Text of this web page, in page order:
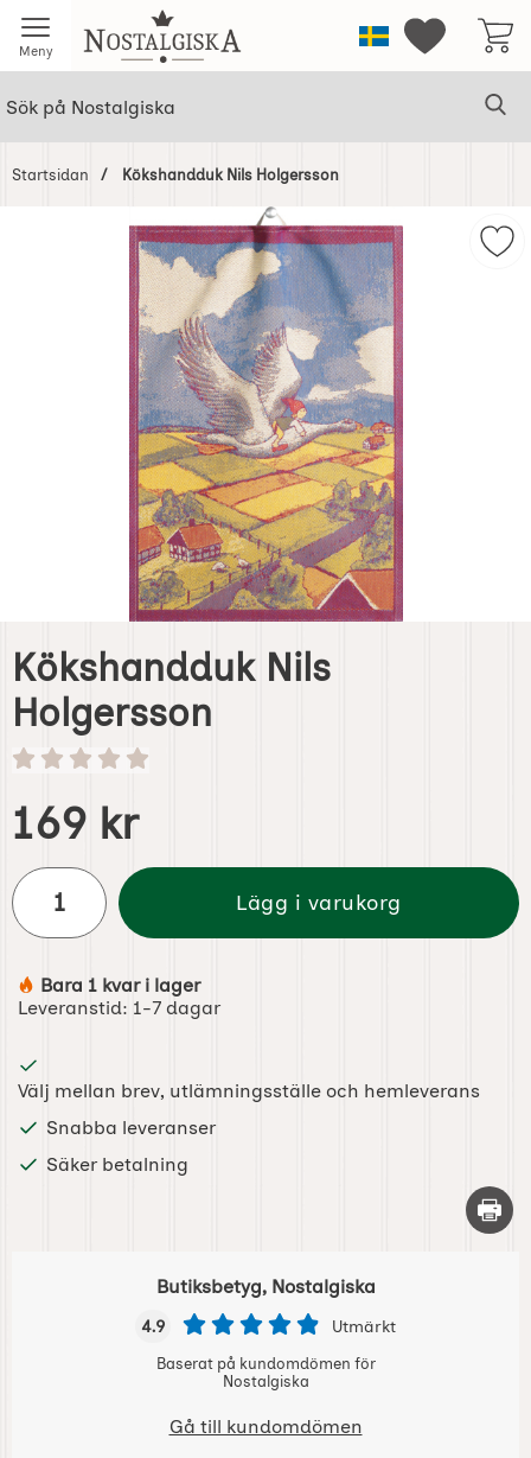
Meny Startsidan för NostalgiskaSverigeMina
Startsidan Kökshandduk Nils Holgersson
Kökshandduk Nils
Holgersson
Handla denna produkt Kökshandduk Nils Holgersson
pris
169 kr
antal
Lägg i varukorg
Tillgänglighet:
Bara 1 kvar i lager
Leveranstid: 1-7 dagar
Välj mellan brev, utlämningsställe och hemleverans
Snabba leveranser
Säker betalning
Skriv
Butiksbetyg, Nostalgiska
4.9 Utmärkt
Baserat på kundomdömen för
Nostalgiska
Gå till kundomdömen